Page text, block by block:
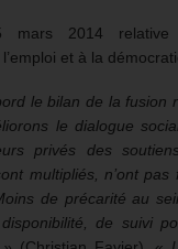
2014 relative
et à la
le bilan de la fusion
le dialogue
privés des
multipliés, n’ont
de précarité au
de suivi